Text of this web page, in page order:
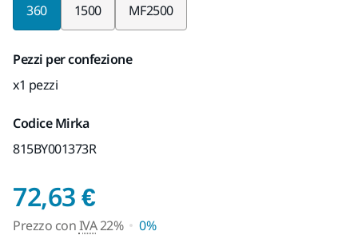
360 1500 MF2500
Pezzi per confezione
x1 pezzi
Codice Mirka
815BY001373R
72,63 €Prezzo con IVA 22%
Prezzo conIVA22%
0%